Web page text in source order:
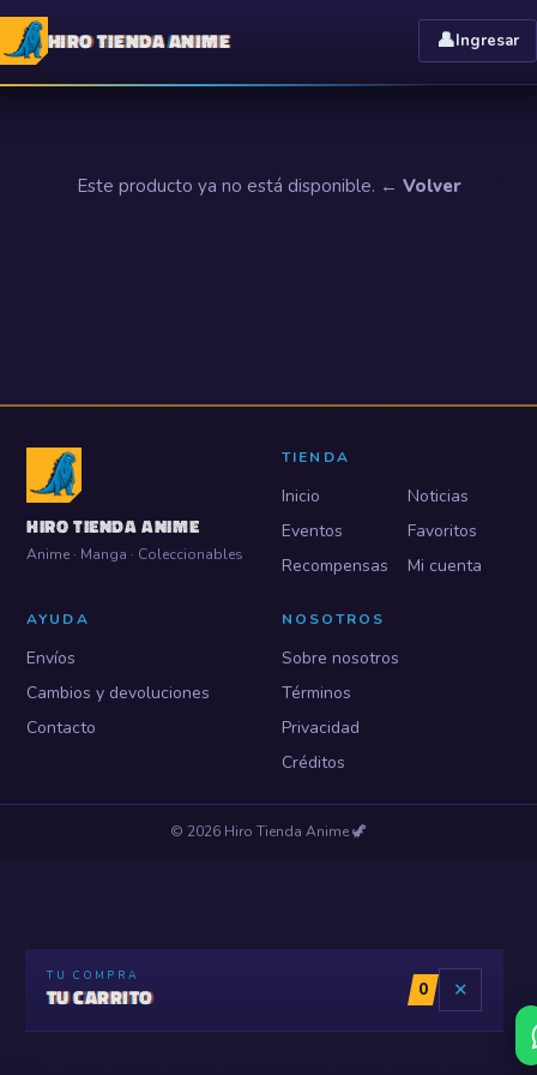
HIRO TIENDA ANIME 👤Ingresar
Este producto ya no está disponible. ← Volver
HIRO TIENDA ANIME
Anime · Manga · Coleccionables
TIENDA
Inicio
Noticias
Eventos
Favoritos
Recompensas
Mi cuenta
AYUDA
Envíos
Cambios y devoluciones
Contacto
NOSOTROS
Sobre nosotros
Términos
Privacidad
Créditos
© 2026 Hiro Tienda Anime🦖
TU COMPRA
TU CARRITO 0 ✕